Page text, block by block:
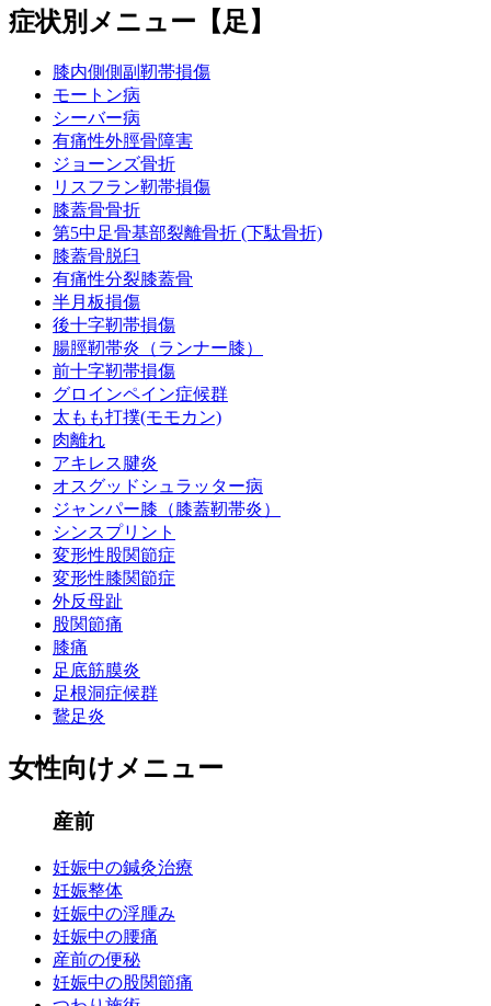
症状別メニュー【足】
膝内側側副靭帯損傷
モートン病
シーバー病
有痛性外脛骨障害
ジョーンズ骨折
リスフラン靭帯損傷
膝蓋骨骨折
第5中足骨基部裂離骨折 (下駄骨折)
膝蓋骨脱臼
有痛性分裂膝蓋骨
半月板損傷
後十字靭帯損傷
腸脛靭帯炎（ランナー膝）
前十字靭帯損傷
グロインペイン症候群
太もも打撲(モモカン)
肉離れ
アキレス腱炎
オスグッドシュラッター病
ジャンパー膝（膝蓋靭帯炎）
シンスプリント
変形性股関節症
変形性膝関節症
外反母趾
股関節痛
膝痛
足底筋膜炎
足根洞症候群
鵞足炎
女性向けメニュー
産前
妊娠中の鍼灸治療
妊娠整体
妊娠中の浮腫み
妊娠中の腰痛
産前の便秘
妊娠中の股関節痛